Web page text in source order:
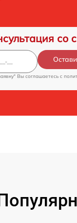
со
Вы соглашаетесь c